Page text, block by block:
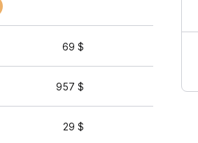
69 $
957 $ 43 $
29 $